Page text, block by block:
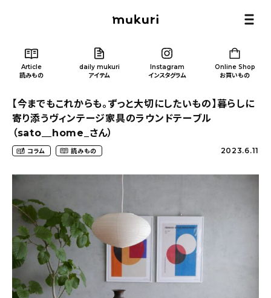
Article
読みもの
daily mukuri
アイテム
Instagram
インスタグラム
Online Shop
お買いもの
カテゴリー一覧
新着記事
人気の記事
おすすめの記事
【今までもこれからも。ずっと大切にしたいもの】暮らしに
寄り添うヴィンテージ家具のラウンドテーブル
（sato__home_さん）
コラム 読みもの 2023.6.11